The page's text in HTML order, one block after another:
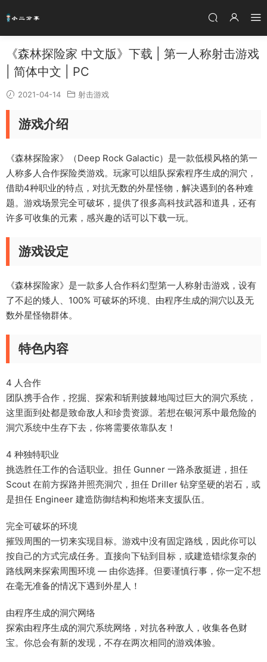
《森林探险家 中文版》下载 | 第一人称射击游戏
| 简体中文 | PC
2021-04-14 射击游戏
游戏介绍
《森林探险家》（Deep Rock Galactic）是一款低模风格的第一
人称多人合作探险类游戏。玩家可以组队探索程序生成的洞穴，
借助4种职业的特点，对抗无数的外星怪物，解决遇到的各种难
题。游戏场景完全可破坏，提供了很多高科技武器和道具，还有
许多可收集的元素，感兴趣的话可以下载一玩。
游戏设定
《森林探险家》是一款多人合作科幻型第一人称射击游戏，设有
了不起的矮人、100% 可破坏的环境、由程序生成的洞穴以及无
数外星怪物群体。
特色内容
4 人合作
团队携手合作，挖掘、探索和斩荆披棘地闯过巨大的洞穴系统，
这里面到处都是致命敌人和珍贵资源。若想在银河系中最危险的
洞穴系统中生存下去，你将需要依靠队友！
4 种独特职业
挑选胜任工作的合适职业。担任 Gunner 一路杀敌挺进，担任
Scout 在前方探路并照亮洞穴，担任 Driller 钻穿坚硬的岩石，或
是担任 Engineer 建造防御结构和炮塔来支援队伍。
完全可破坏的环境
摧毁周围的一切来实现目标。游戏中没有固定路线，因此你可以
按自己的方式完成任务。直接向下钻到目标，或建造错综复杂的
路线网来探索周围环境 — 由你选择。但要谨慎行事，你一定不想
在毫无准备的情况下遇到外星人！
由程序生成的洞穴网络
探索由程序生成的洞穴系统网络，对抗各种敌人，收集各色财
宝。你总会有新的发现，不存在两次相同的游戏体验。